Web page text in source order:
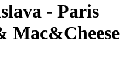
- Paris
Mac&Cheese